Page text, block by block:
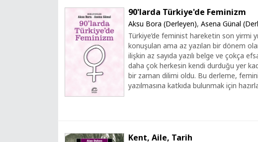
90'larda Türkiye'de Feminizm
Aksu Bora (Derleyen), Asena Günal
Türkiye’de feminist hareketin son yirmi
konuşulan ama az yazılan bir dönem
ilişkin az sayıda yazılı belge ve çokça
daha çok herkesin kendi durduğu yer
bir zaman dilimi oldu. Bu derleme,
yazılmasına katkıda bulunmak için
Kent, Aile, Tarih